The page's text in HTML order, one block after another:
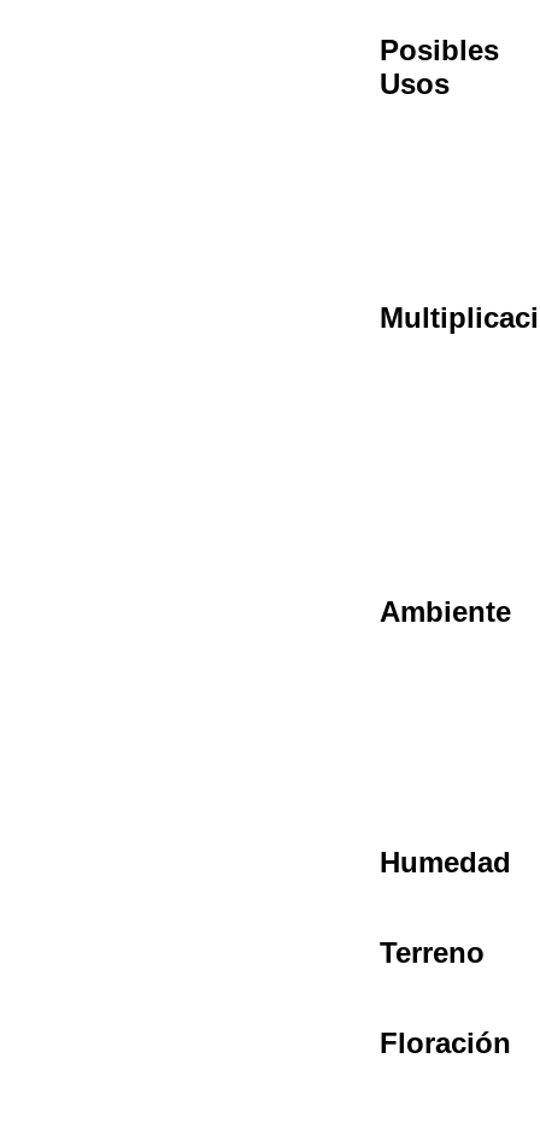
Posibles
Usos
Ambiente
Humedad
Terreno
Floración